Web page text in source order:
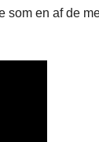
en af de